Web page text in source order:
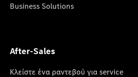
Business Solutions
After-Sales
Κλείστε ένα ραντεβού για service